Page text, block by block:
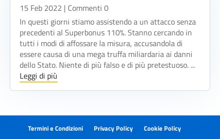
15 Feb 2022 | Commenti 0
In questi giorni stiamo assistendo a un attacco senza
precedenti al Superbonus 110%. Stanno cercando in
tutti i modi di affossare la misura, accusandola di
essere causa di una mega truffa miliardaria ai danni
dello Stato. Niente di più falso e di più pretestuoso. ...
Leggi di più
Termini e Condizioni Privacy Policy Cookie Policy